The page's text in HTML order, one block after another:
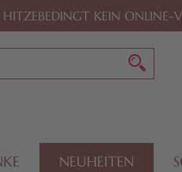
HITZEBEDINGT KEIN ONLINE-
NEUHEITEN